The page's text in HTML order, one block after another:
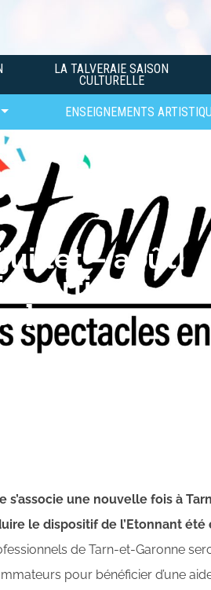
LA TALVERAIE SAISON
CULTURELLE
ENSEIGNEMENTS
– août]
artistes
s’associe une nouvelle fois à
le dispositif de l’Etonnant été
de Tarn-et-Garonne
pour bénéficier d’une